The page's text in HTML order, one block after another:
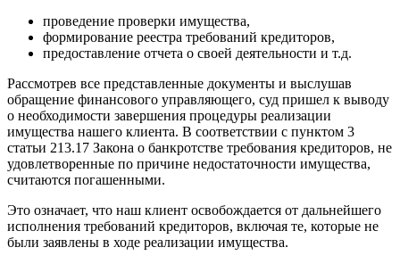
проведение проверки имущества,
формирование реестра требований кредиторов,
предоставление отчета о своей деятельности и т.д.
Рассмотрев все представленные документы и выслушав
обращение финансового управляющего, суд пришел к выводу
о необходимости завершения процедуры реализации
имущества нашего клиента. В соответствии с пунктом 3
статьи 213.17 Закона о банкротстве требования кредиторов, не
удовлетворенные по причине недостаточности имущества,
считаются погашенными.
Это означает, что наш клиент освобождается от дальнейшего
исполнения требований кредиторов, включая те, которые не
были заявлены в ходе реализации имущества.